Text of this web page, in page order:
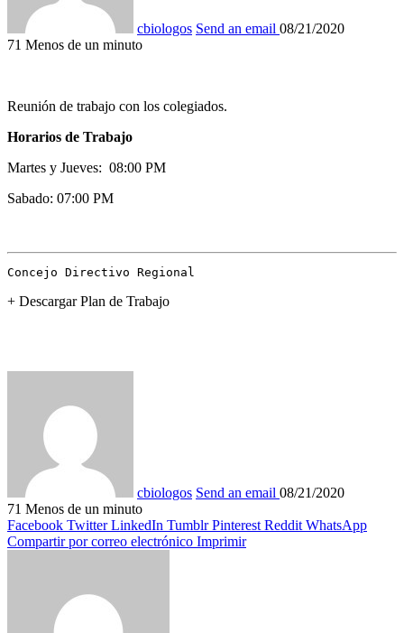
cbiologos Send an email 08/21/2020
71 Menos de un minuto
Reunión de trabajo con los colegiados.
Horarios de Trabajo
Martes y Jueves: 08:00 PM
Sabado: 07:00 PM
Concejo Directivo Regional
+ Descargar Plan de Trabajo
cbiologos Send an email 08/21/2020
71 Menos de un minuto
Facebook Twitter LinkedIn Tumblr Pinterest Reddit WhatsApp
Compartir por correo electrónico Imprimir